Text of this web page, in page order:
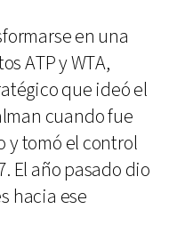
en una
ATP y WTA,
que ideó el
cuando fue
y tomó el control
El año pasado dio
hacia ese